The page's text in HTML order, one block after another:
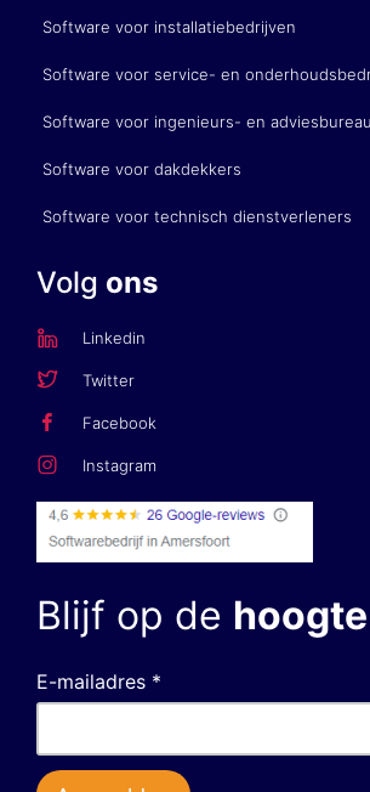
Software voor installatiebedrijven
Software voor service- en
Software voor ingenieurs- en
Software voor dakdekkers
Software voor technisch dienstverleners
Volg ons
Linkedin
Twitter
Facebook
Instagram
Blijf op de hoogte
E-mailadres *